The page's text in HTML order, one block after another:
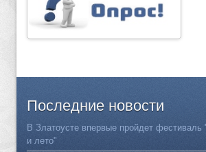
Последние новости
В Златоусте впервые пройдет фестиваль
и лето"